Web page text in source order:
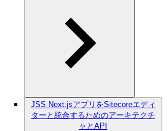
JSS Next.jsアプリをSitecoreエディ
ターと統合するためのアーキテクチ
ャとAPI